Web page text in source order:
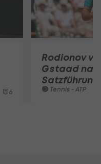
6
Rodionov
Gstaad
Satzführung
Tennis - ATP